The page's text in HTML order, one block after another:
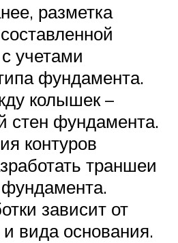
разметка
учетами
фундамента.
колышек –
стен фундамента.
контуров
траншеи
зависит от
и вида основания.